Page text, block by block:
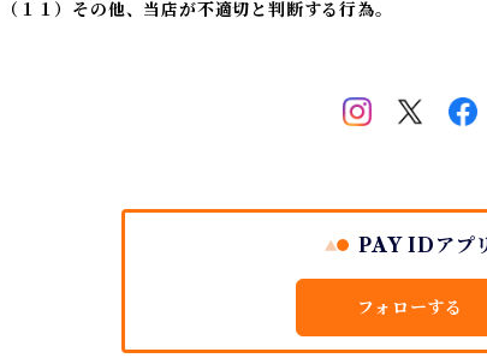
（１１）その他、当店が不適切と判断する行為。
PAY IDアプ
フォローする